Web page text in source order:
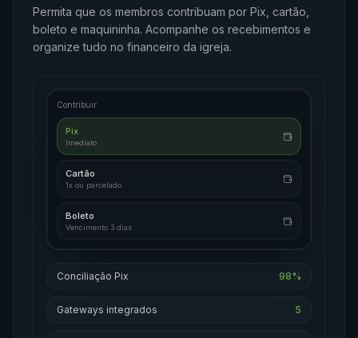
Permita que os membros contribuam por Pix, cartão,
boleto e maquininha. Acompanhe os recebimentos e
organize tudo no financeiro da igreja.
Contribuir
Pix
Imediato
Cartão
1x ou parcelado
Boleto
Vencimento 3 dias
Conciliação Pix 98%
Gateways integrados 5